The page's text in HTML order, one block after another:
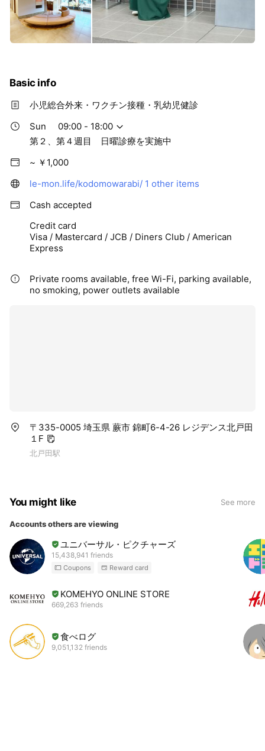
Basic info
小児総合外来・ワクチン接種・乳幼児健診
Sun
09:00 - 18:00
第２、第４週目 日曜診療を実施中
~ ￥1,000
le-mon.life/kodomowarabi/ 1 other items
Cash accepted
Credit card
Visa / Mastercard / JCB / Diners Club / American
Express
Private rooms available, free Wi-Fi, parking available,
no smoking, power outlets available
〒335-0005 埼玉県 蕨市 錦町6-4-26 レジデンス北戸田
１F
北戸田駅
You might like See more
Accounts others are viewing
ユニバーサル・ピクチャーズ
15,438,941 friends
Coupons Reward card
KOMEHYO ONLINE STORE
669,263 friends
食べログ
9,051,132 friends